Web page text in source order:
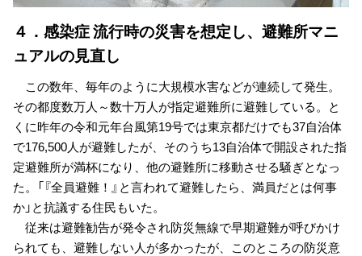
４．感染症 流行時の災害を想定し、避難所マニ
ュアルの見直し
この数年、毎年のように大規模水害などが連続して発生。
その都度数万人～数十万人が指定避難所に避難している。と
くに昨年の令和元年台風第19号では東京都だけでも37自治体
で176,500人が避難したが、そのうち13自治体で開設された指
定避難所が満杯になり、他の避難所に移動させる騒ぎとなっ
た。「『全員避難！』と言われて避難したら、満員だとは何事
か」と抗議する住民もいた。
従来は避難勧告が発令され防災無線で早期避難が呼びかけ
られても、避難しない人が多かったが、このところの防災意